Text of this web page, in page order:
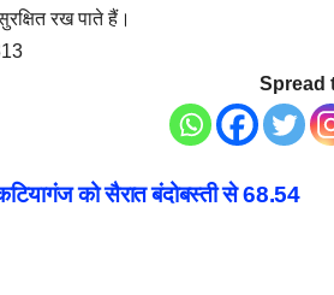
रख पाते हैं।
Spread
को सैरात बंदोबस्ती से 68.54